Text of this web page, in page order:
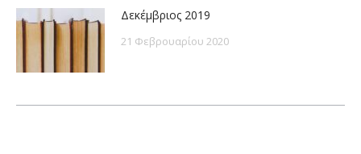
Δεκέμβριος 2019
21 Φεβρουαρίου 2020